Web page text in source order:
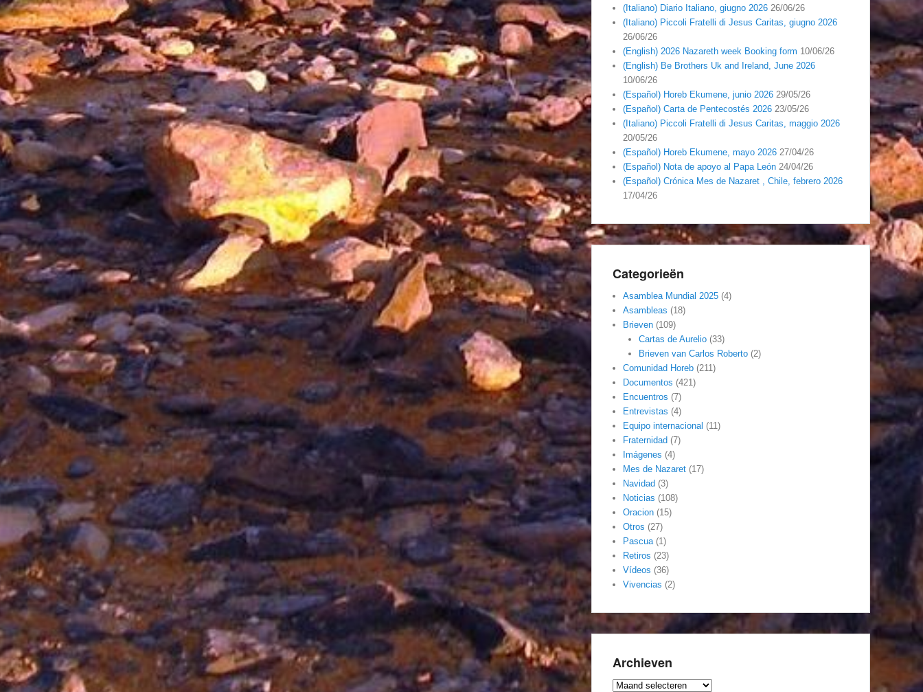
(Italiano) Diario Italiano, giugno 2026 26/06/26
(Italiano) Piccoli Fratelli di Jesus Caritas, giugno 2026
26/06/26
(English) 2026 Nazareth week Booking form 10/06/26
(English) Be Brothers Uk and Ireland, June 2026
10/06/26
(Español) Horeb Ekumene, junio 2026 29/05/26
(Español) Carta de Pentecostés 2026 23/05/26
(Italiano) Piccoli Fratelli di Jesus Caritas, maggio 2026
20/05/26
(Español) Horeb Ekumene, mayo 2026 27/04/26
(Español) Nota de apoyo al Papa León 24/04/26
(Español) Crónica Mes de Nazaret , Chile, febrero 2026
17/04/26
Categorieën
Asamblea Mundial 2025 (4)
Asambleas (18)
Brieven (109)
Cartas de Aurelio(33)
Brieven van Carlos Roberto(2)
Comunidad Horeb (211)
Documentos (421)
Encuentros (7)
Entrevistas (4)
Equipo internacional (11)
Fraternidad (7)
Imágenes (4)
Mes de Nazaret (17)
Navidad (3)
Noticias (108)
Oracion (15)
Otros (27)
Pascua(1)
Retiros (23)
Vídeos (36)
Vivencias (2)
Archieven
Archieven